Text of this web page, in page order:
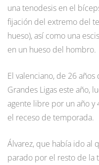
una tenodesis en el
fijación del extremo del
hueso), así como una
en un hueso del hombro.
El valenciano, de 26
Grandes Ligas este año,
agente libre por un año
el receso de temporada.
Álvarez, que había ido al
parado por el resto de la